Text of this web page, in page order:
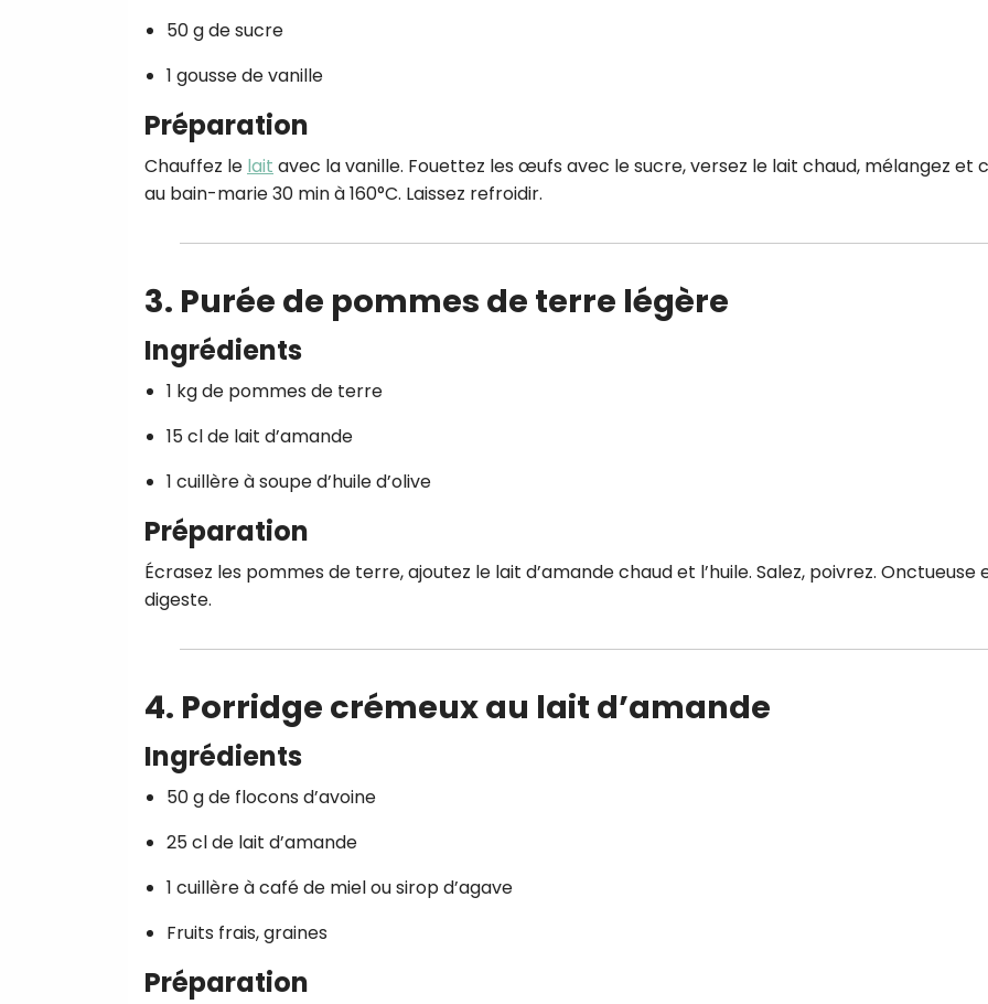
50 g de sucre
1 gousse de vanille
Préparation
Chauffez le lait avec la vanille. Fouettez les œufs avec le sucre, versez le lait chaud, mélangez et
au bain-marie 30 min à 160°C. Laissez refroidir.
3. Purée de pommes de terre légère
Ingrédients
1 kg de pommes de terre
15 cl de lait d’amande
1 cuillère à soupe d’huile d’olive
Préparation
Écrasez les pommes de terre, ajoutez le lait d’amande chaud et l’huile. Salez, poivrez. Onctueuse
digeste.
4. Porridge crémeux au lait d’amande
Ingrédients
50 g de flocons d’avoine
25 cl de lait d’amande
1 cuillère à café de miel ou sirop d’agave
Fruits frais, graines
Préparation